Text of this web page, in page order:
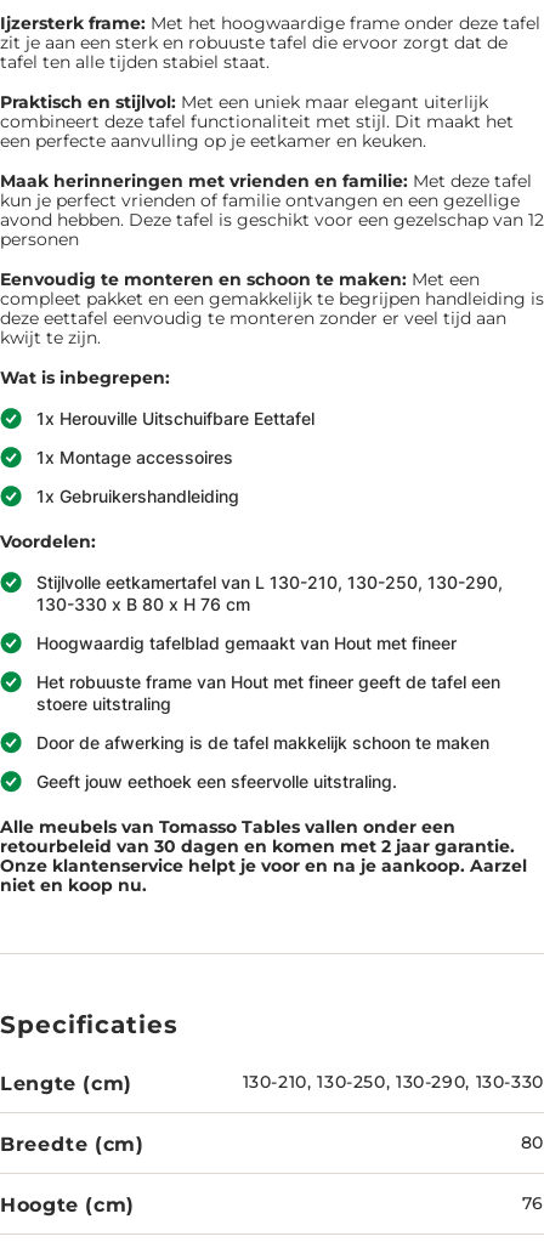
Ijzersterk frame: Met het hoogwaardige frame onder deze tafel
zit je aan een sterk en robuuste tafel die ervoor zorgt dat de
tafel ten alle tijden stabiel staat.
Praktisch en stijlvol: Met een uniek maar elegant uiterlijk
combineert deze tafel functionaliteit met stijl. Dit maakt het
een perfecte aanvulling op je eetkamer en keuken.
Maak herinneringen met vrienden en familie: Met deze tafel
kun je perfect vrienden of familie ontvangen en een gezellige
avond hebben. Deze tafel is geschikt voor een gezelschap van 12
personen
Eenvoudig te monteren en schoon te maken: Met een
compleet pakket en een gemakkelijk te begrijpen handleiding is
deze eettafel eenvoudig te monteren zonder er veel tijd aan
kwijt te zijn.
Wat is inbegrepen:
1x Herouville Uitschuifbare Eettafel
1x Montage accessoires
1x Gebruikershandleiding
Voordelen:
Stijlvolle eetkamertafel van L 130-210, 130-250, 130-290,
130-330 x B 80 x H 76 cm
Hoogwaardig tafelblad gemaakt van Hout met fineer
Het robuuste frame van Hout met fineer geeft de tafel een
stoere uitstraling
Door de afwerking is de tafel makkelijk schoon te maken
Geeft jouw eethoek een sfeervolle uitstraling.
Alle meubels van Tomasso Tables vallen onder een
retourbeleid van 30 dagen en komen met 2 jaar garantie.
Onze klantenservice helpt je voor en na je aankoop. Aarzel
niet en koop nu.
Specificaties
Lengte (cm) 130-210, 130-250, 130-290, 130-330
Breedte (cm) 80
Hoogte (cm) 76